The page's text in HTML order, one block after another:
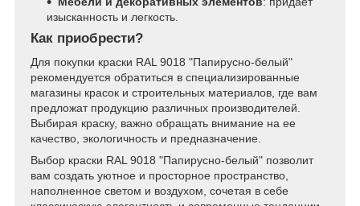
изысканность и легкость.
Как приобрести?
Для покупки краски RAL 9018 "Папирусно-белый"
рекомендуется обратиться в специализированные
магазины красок и строительных материалов, где вам
предложат продукцию различных производителей.
Выбирая краску, важно обращать внимание на ее
качество, экологичность и предназначение.
Выбор краски RAL 9018 "Папирусно-белый" позволит
вам создать уютное и просторное пространство,
наполненное светом и воздухом, сочетая в себе